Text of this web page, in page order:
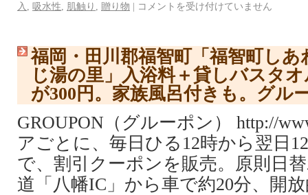
入
吸水性 肌触り 贈り物 | コメントを受け付けていません
福岡・田川郡福智町「福智町し
じ湯の里」入浴料＋貸しバスタ
が300円。家族風呂付きも。グル
GROUPON（グルーポン） http://
アごとに、毎日ひる12時から翌日
で、割引クーポンを販売。原則日
道「八幡IC」から車で約20分、開